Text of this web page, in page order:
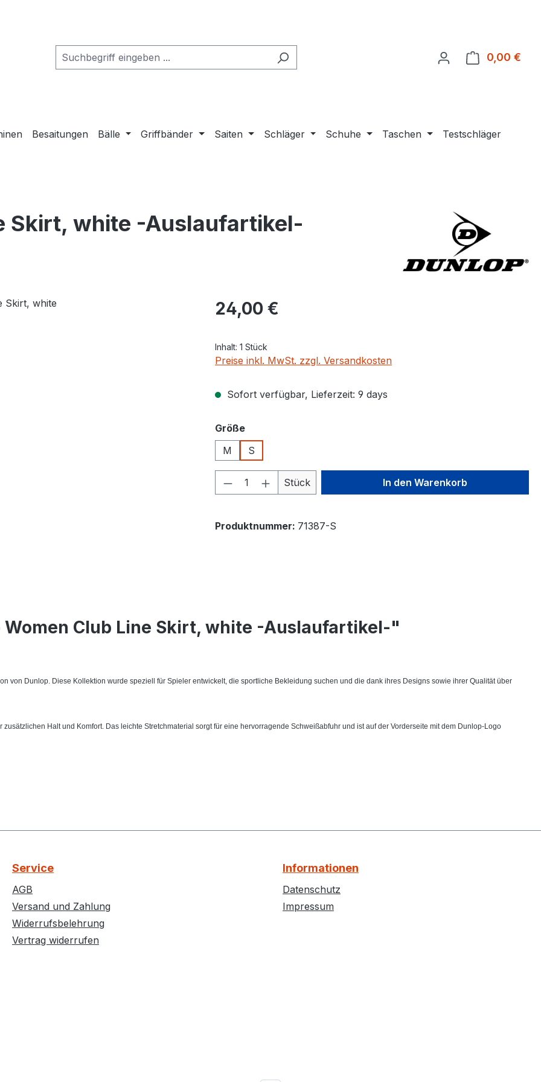
0,00 €
Besaitungen Bälle Griffbänder Saiten Schläger Schuhe Taschen
Testschläger
Skirt, white -Auslaufartikel-
Regulärer Preis:
24,00 €
Inhalt: 1 Stück
Preise inkl. MwSt. zzgl. Versandkosten
Sofort verfügbar, Lieferzeit: 9 days
Größeauswählen
M
S
Produkt Anzahl: Gib den gewünschten Wert
Stück In den Warenkorb
Produktnummer: 71387-S
Club Line Skirt, white -Auslaufartikel-"
von Dunlop. Diese Kollektion wurde speziell für Spieler entwickelt, die sportliche Bekleidung suchen und die dank ihres Designs sowie ihrer Qualität über
Halt und Komfort. Das leichte Stretchmaterial sorgt für eine hervorragende Schweißabfuhr und ist auf der Vorderseite mit dem Dunlop-Logo
Service
AGB
Versand und Zahlung
Widerrufsbelehrung
Vertrag widerrufen
Informationen
Datenschutz
Impressum